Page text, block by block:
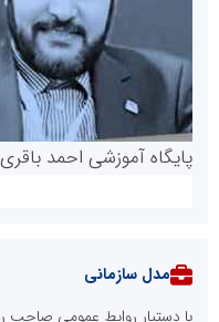
پایگاه آموزشی احمد باقری
مدل سازمانی
با دستیار روابط عمومی صاحب